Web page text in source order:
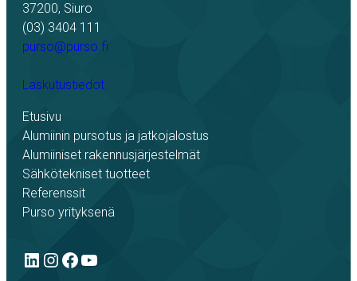
37200, Siuro
(03) 3404 111
purso@purso.fi
Laskutustiedot
Etusivu
Alumiinin pursotus ja jatkojalostus
Alumiiniset rakennusjärjestelmät
Sähkötekniset tuotteet
Referenssit
Purso yrityksenä
LinkedIn
Instagram
Facebook
YouTube